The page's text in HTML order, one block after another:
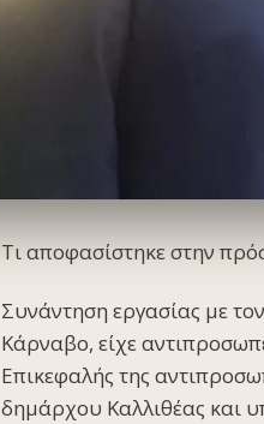
Τι αποφασίστηκε στην
Συνάντηση εργασίας με
Κάρναβο, είχε
Επικεφαλής της
δημάρχου Καλλιθέας και